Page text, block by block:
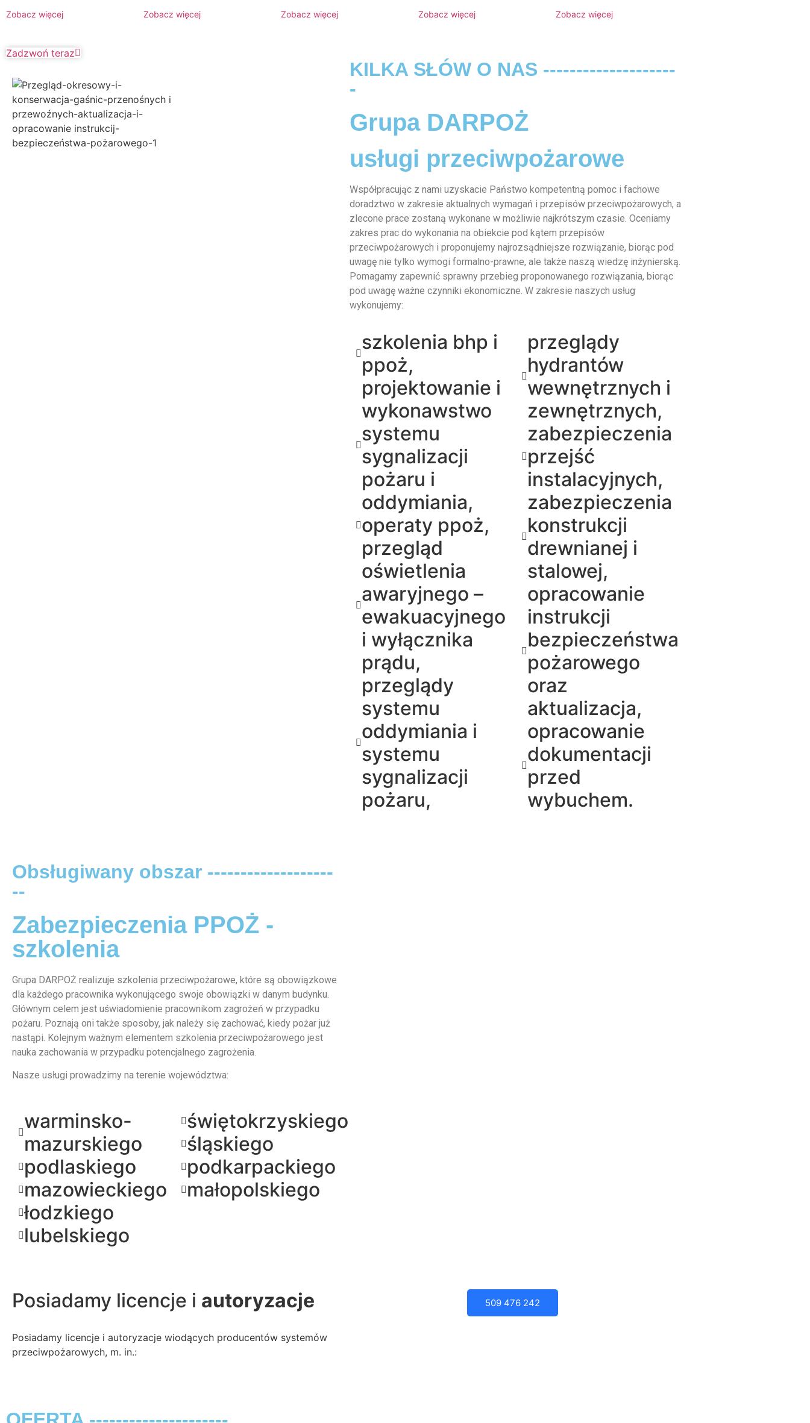
Zobacz więcej Zobacz więcej Zobacz więcej Zobacz więcej Zobacz więcej
Zadzwoń teraz
KILKA SŁÓW O NAS --------------------
-
Grupa DARPOŻ
usługi przeciwpożarowe
Współpracując z nami uzyskacie Państwo kompetentną pomoc i fachowe
doradztwo w zakresie aktualnych wymagań i przepisów przeciwpożarowych, a
zlecone prace zostaną wykonane w możliwie najkrótszym czasie. Oceniamy
zakres prac do wykonania na obiekcie pod kątem przepisów
przeciwpożarowych i proponujemy najrozsądniejsze rozwiązanie, biorąc pod
uwagę nie tylko wymogi formalno-prawne, ale także naszą wiedzę inżynierską.
Pomagamy zapewnić sprawny przebieg proponowanego rozwiązania, biorąc
pod uwagę ważne czynniki ekonomiczne. W zakresie naszych usług
wykonujemy:
szkolenia bhp i
ppoż,
projektowanie i
wykonawstwo
systemu
sygnalizacji
pożaru i
oddymiania,
operaty ppoż,
przegląd
oświetlenia
awaryjnego –
ewakuacyjnego
i wyłącznika
prądu,
przeglądy
systemu
oddymiania i
systemu
sygnalizacji
pożaru,
przeglądy
hydrantów
wewnętrznych i
zewnętrznych,
zabezpieczenia
przejść
instalacyjnych,
zabezpieczenia
konstrukcji
drewnianej i
stalowej,
opracowanie
instrukcji
bezpieczeństwa
pożarowego
oraz
aktualizacja,
opracowanie
dokumentacji
przed
wybuchem.
Obsługiwany obszar -------------------
--
Zabezpieczenia PPOŻ -
szkolenia
Grupa DARPOŻ realizuje szkolenia przeciwpożarowe, które są obowiązkowe
dla każdego pracownika wykonującego swoje obowiązki w danym budynku.
Głównym celem jest uświadomienie pracownikom zagrożeń w przypadku
pożaru. Poznają oni także sposoby, jak należy się zachować, kiedy pożar już
nastąpi. Kolejnym ważnym elementem szkolenia przeciwpożarowego jest
nauka zachowania w przypadku potencjalnego zagrożenia.
Nasze usługi prowadzimy na terenie województwa:
warminsko-
mazurskiego
podlaskiego
mazowieckiego
łodzkiego
lubelskiego
świętokrzyskiego
śląskiego
podkarpackiego
małopolskiego
Posiadamy licencje i autoryzacje
Posiadamy licencje i autoryzacje wiodących producentów systemów
przeciwpożarowych, m. in.:
509 476 242